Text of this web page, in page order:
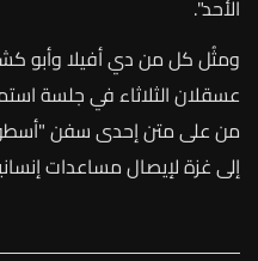
الأحد".
ومثُلكلمنديأفيلاوأبو
عسقلانالثلاثاءفيجلسة
منعلىمتنإحدىسفن"
إلىغزةلإيصالمساعدات